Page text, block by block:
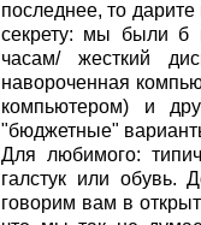
последнее, то
секрету: мы были б
часам/ жесткий
навороченная
компьютером) и
"бюджетные"
Для любимого:
галстук или
говорим вам в